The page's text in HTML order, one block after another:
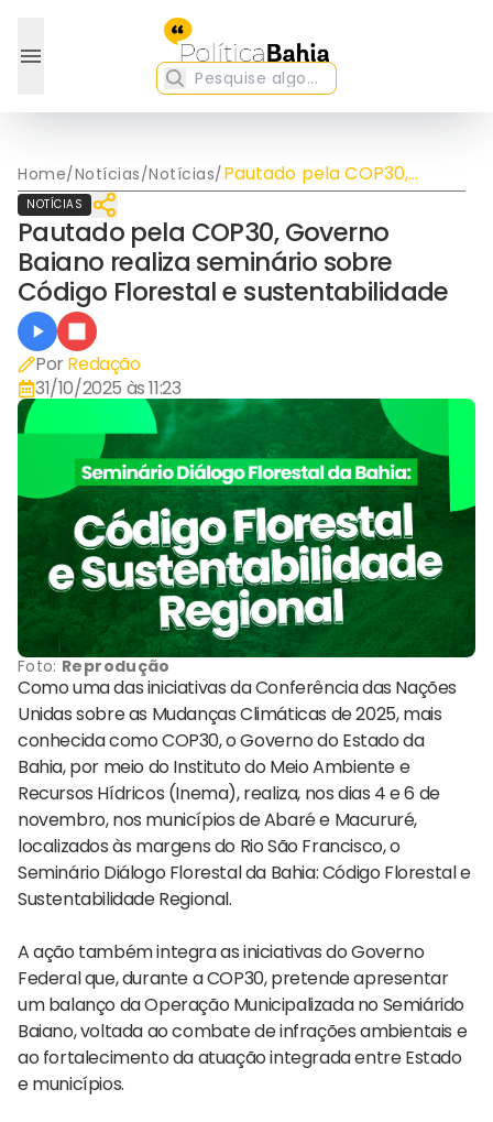
Home/Notícias/Notícias/Pautado pela COP30,
Governo Baiano realiza
Florestal e
sustentabilidade
NOTÍCIAS
Pautado pela COP30, Governo
Baiano realiza seminário sobre
Código Florestal e sustentabilidade
Por Redação
31/10/2025 às 11:23
Foto: Reprodução
Como uma das iniciativas da Conferência das Nações
Unidas sobre as Mudanças Climáticas de 2025, mais
conhecida como COP30, o Governo do Estado da
Bahia, por meio do Instituto do Meio Ambiente e
Recursos Hídricos (Inema), realiza, nos dias 4 e 6 de
novembro, nos municípios de Abaré e Macururé,
localizados às margens do Rio São Francisco, o
Seminário Diálogo Florestal da Bahia: Código Florestal e
Sustentabilidade Regional.
A ação também integra as iniciativas do Governo
Federal que, durante a COP30, pretende apresentar
um balanço da Operação Municipalizada no Semiárido
Baiano, voltada ao combate de infrações ambientais e
ao fortalecimento da atuação integrada entre Estado
e municípios.